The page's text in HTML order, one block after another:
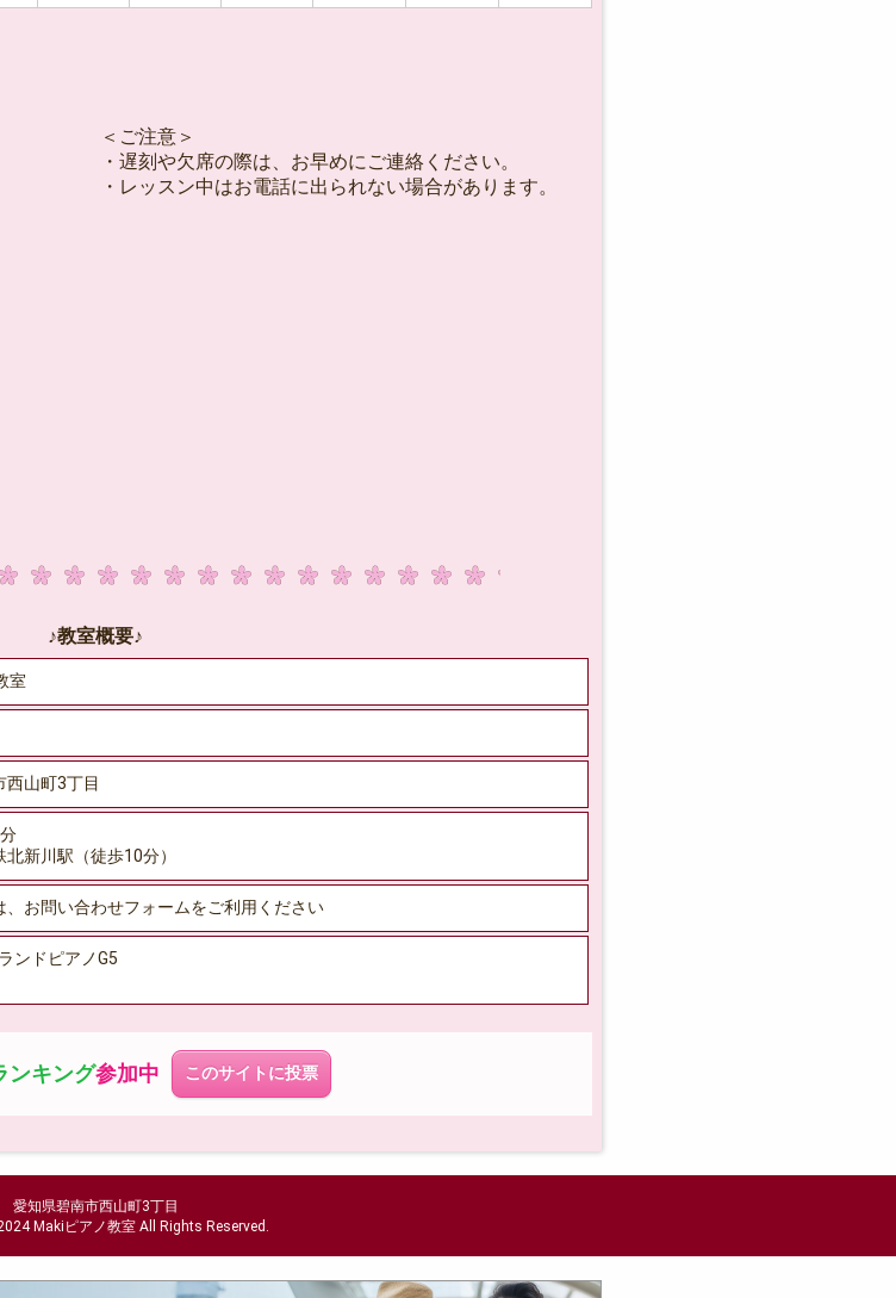
＜ご注意＞
・遅刻や欠席の際は、お早めにご連絡ください。
・レッスン中はお電話に出られない場合があります。
♪教室概要♪
室
西山町3丁目
新川駅（徒歩10分）
、お問い合わせフォームをご利用ください
ンドピアノG5
ンキング参加中 このサイトに投票
愛知県碧南市西山町3丁目
Makiピアノ教室 All Rights Reserved.